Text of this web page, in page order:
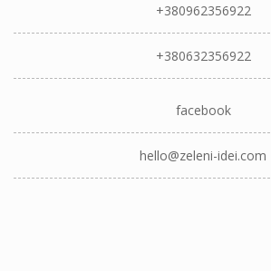
+380962356922
+380632356922
facebook
hello@zeleni-idei.com